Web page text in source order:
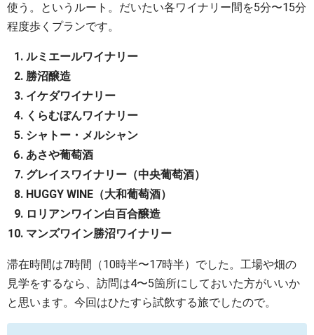
使う。というルート。だいたい各ワイナリー間を5分〜15分
程度歩くプランです。
ルミエールワイナリー
勝沼醸造
イケダワイナリー
くらむぼんワイナリー
シャトー・メルシャン
あさや葡萄酒
グレイスワイナリー（中央葡萄酒）
HUGGY WINE（大和葡萄酒）
ロリアンワイン白百合醸造
マンズワイン勝沼ワイナリー
滞在時間は7時間（10時半〜17時半）でした。工場や畑の
見学をするなら、訪問は4〜5箇所にしておいた方がいいか
と思います。今回はひたすら試飲する旅でしたので。